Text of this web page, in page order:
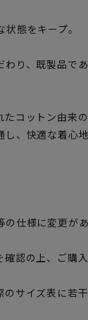
態をキープ。
り、既製品で
コットン由来
、快適な着心地
仕様に変更が
認の上、ご購
サイズ表に若